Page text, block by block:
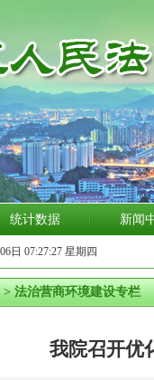
统计数据 新闻
日 07:27:28 星期四
>法治营商环境建设专栏
我院召开优